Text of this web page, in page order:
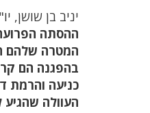
יניב בן שושן,
ההסתה
המטרה שלהם
בהפגנה הם
כניעה והרמת
העוולה